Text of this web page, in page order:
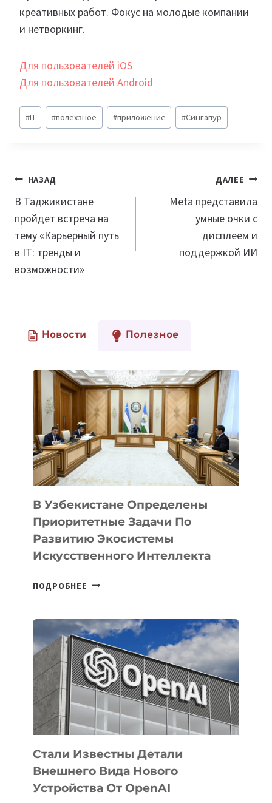
креативных работ. Фокус на молодые компании
и нетворкинг.
Для пользователей iOS
Для пользователей Android
Метки
записи:
#IT #полехзное #приложение #Сингапур
Навигация
по
записям
НАЗАД
В Таджикистане
пройдет встреча на
тему «Карьерный путь
в IT: тренды и
возможности»
ДАЛЕЕ
Meta представила
умные очки с
дисплеем и
поддержкой ИИ
Новости Полезное
В Узбекистане Определены
Приоритетные Задачи По
Развитию Экосистемы
Искусственного Интеллекта
ПОДРОБНЕЕ В
ПРИОРИТЕТНЫЕ
ЗАДАЧИ
ПО
РАЗВИТИЮ
ЭКОСИСТЕМЫ
ИСКУССТВЕННОГО
ИНТЕЛЛЕКТА
Стали Известны Детали
Внешнего Вида Нового
Устройства От OpenAI